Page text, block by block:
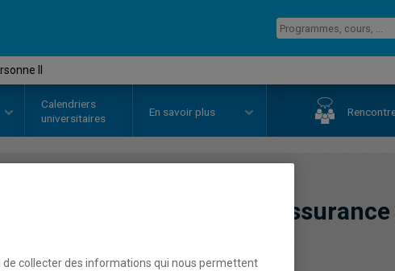
II
Calendriers
universitaires
En savoir plus
Mathématiques de
II
de collecter des informations qui nous permettent